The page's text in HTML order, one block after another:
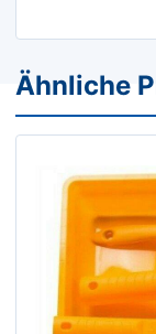
Ähnliche